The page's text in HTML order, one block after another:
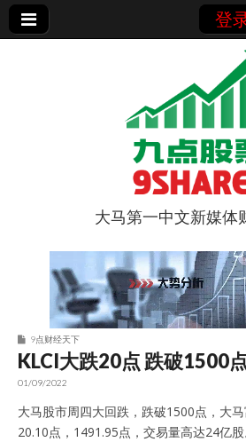
登
9点股票
大马第一中文新媒体
9点财经天下
KLCI大跌20点 跌破1500
01/09/2022
大马股市周四大回跌，跌破1500点，大
20.10点，1491.95点，交易量高达24亿股